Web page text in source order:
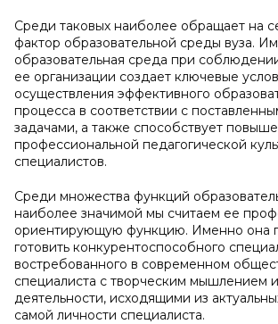
Среди таковых наиболее обращает на
фактор образовательной среды вуза.
образовательная среда при
ее организации создает ключевые
осуществления эффективного
процесса в соответствии с
задачами, а также способствует
профессиональной педагогической
специалистов.
Среди множества функций
наиболее значимой мы считаем ее
ориентирующую функцию. Именно она
готовить конкурентоспособного
востребованного в современном
специалиста с творческим мышлением
деятельности, исходящими из
самой личности специалиста.